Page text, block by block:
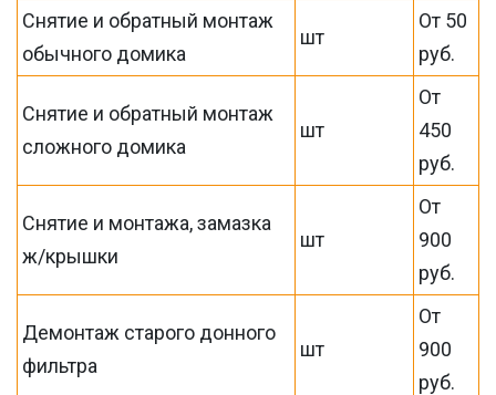
Снятие и обратный монтаж
обычного домика
шт
От 50
руб.
Снятие и обратный монтаж
сложного домика
шт
От
450
руб.
Снятие и монтажа, замазка
ж/крышки
шт
От
900
руб.
Демонтаж старого донного
фильтра
шт
От
900
руб.